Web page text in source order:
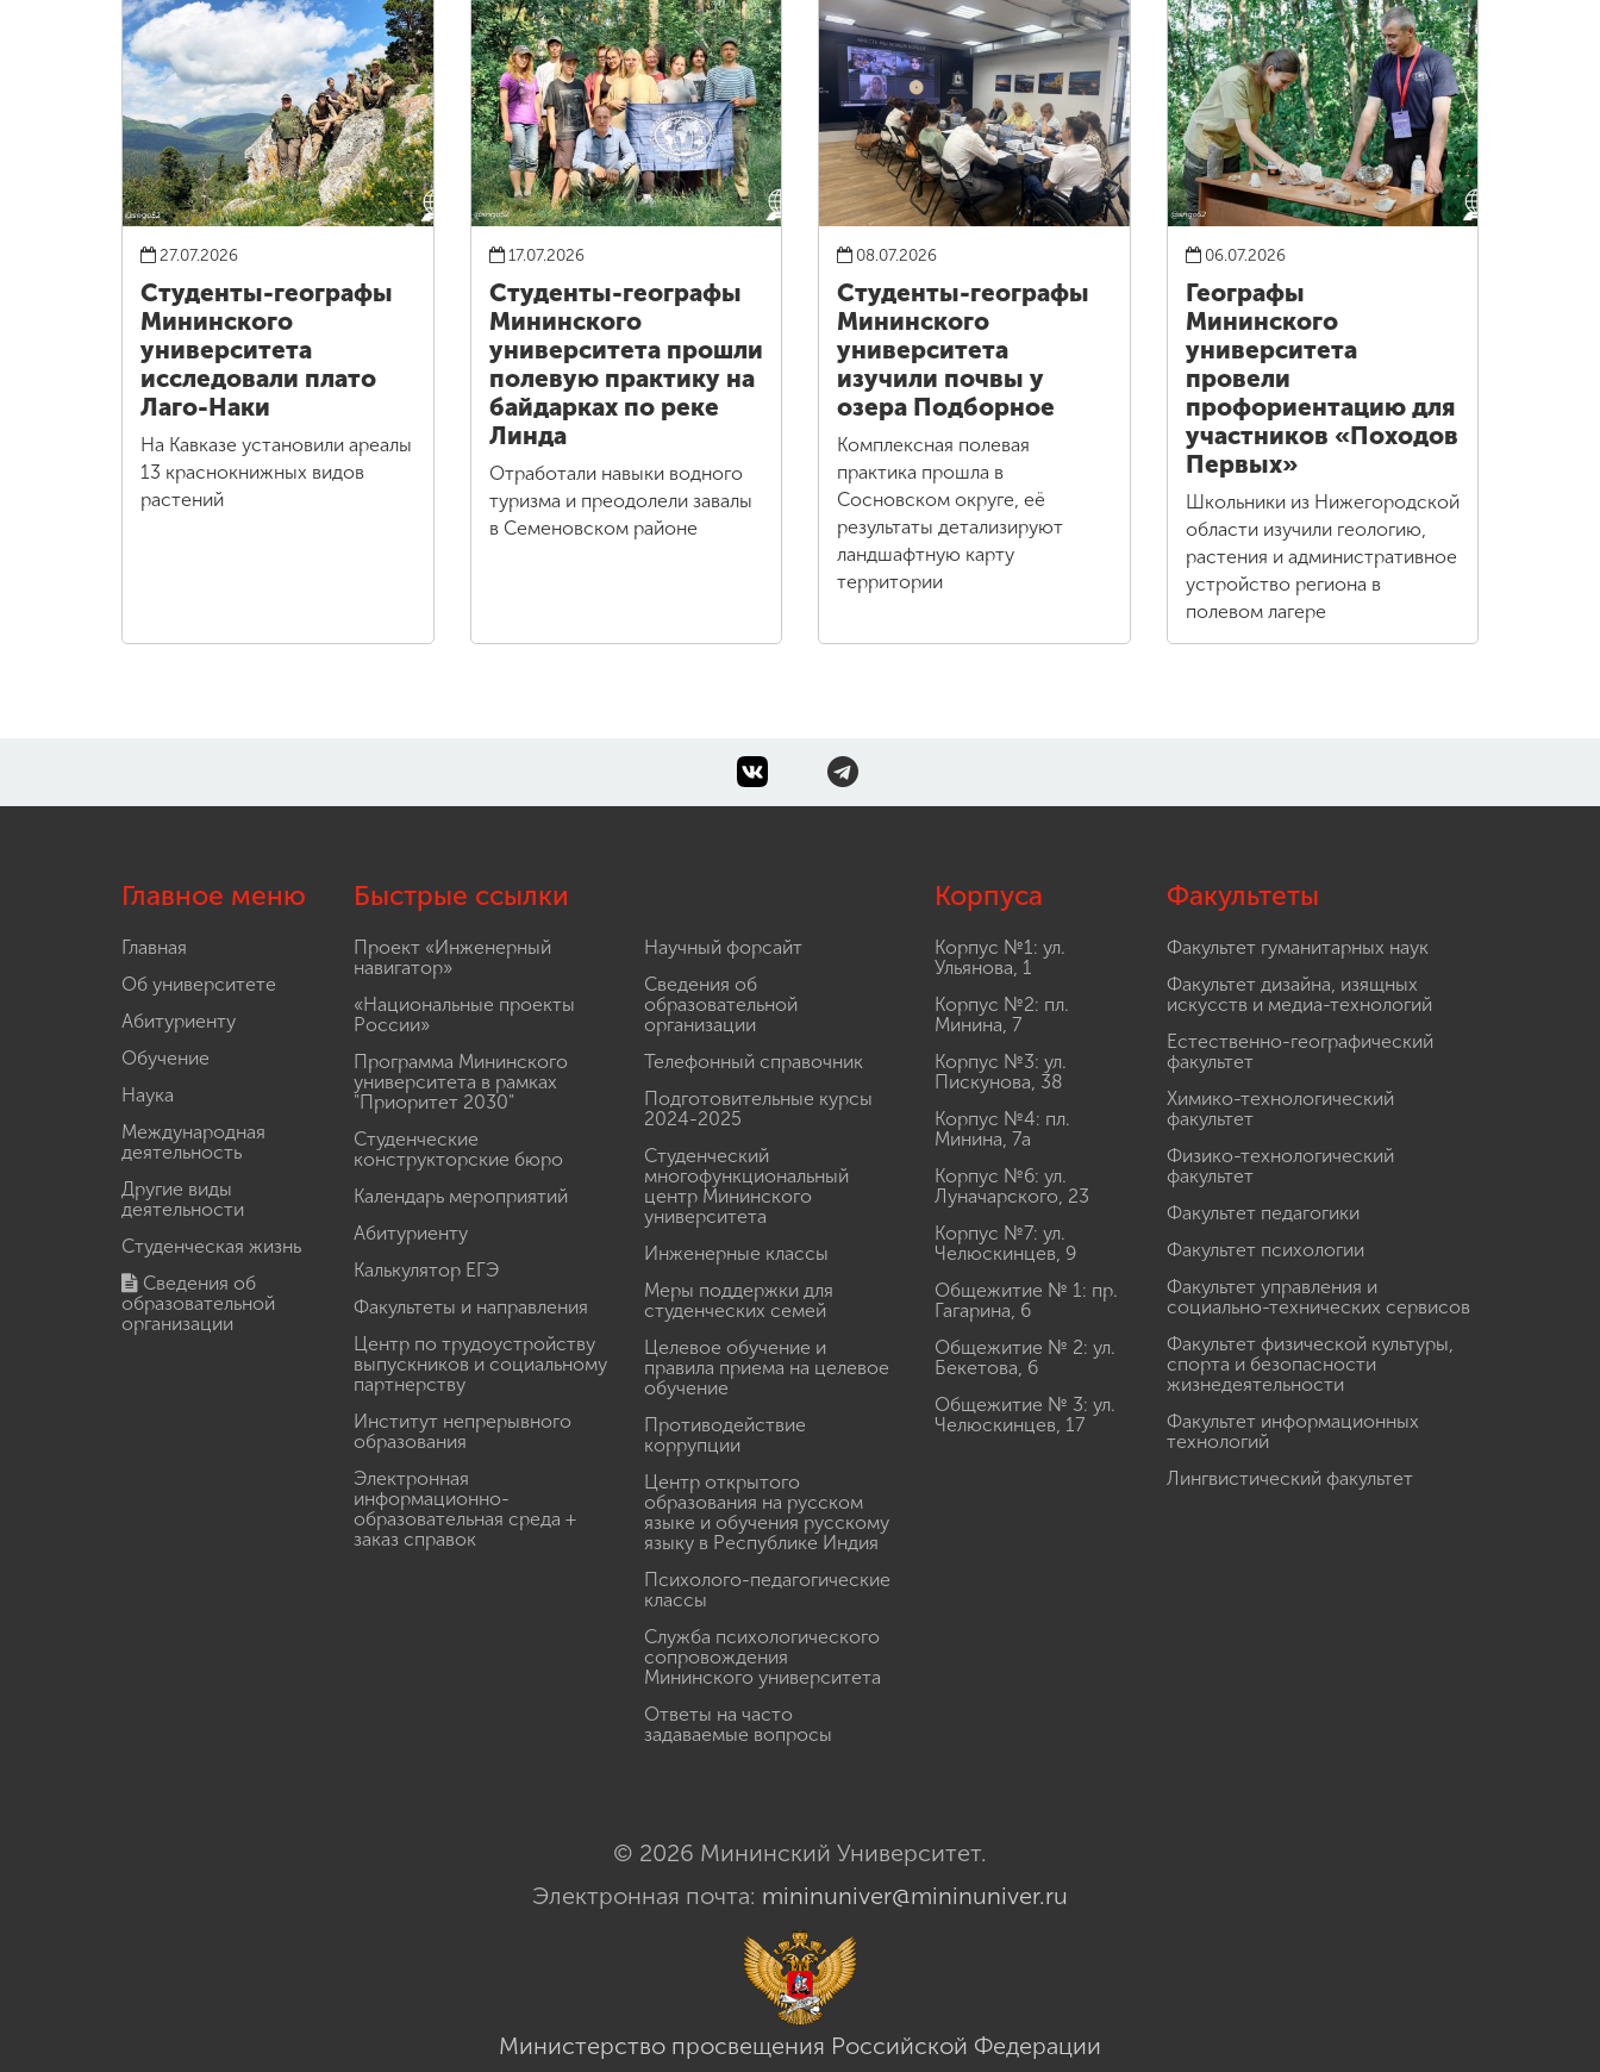
27.07.2026
Студенты-географы
Мининского
университета
исследовали плато
Лаго-Наки
На Кавказе установили ареалы
13 краснокнижных видов
растений
17.07.2026
Студенты-географы
Мининского
университета прошли
полевую практику на
байдарках по реке
Линда
Отработали навыки водного
туризма и преодолели завалы
в Семеновском районе
08.07.2026
Студенты-географы
Мининского
университета
изучили почвы у
озера Подборное
Комплексная полевая
практика прошла в
Сосновском округе, её
результаты детализируют
ландшафтную карту
территории
06.07.2026
Географы
Мининского
университета
провели
профориентацию для
участников «Походов
Первых»
Школьники из Нижегородской
области изучили геологию,
растения и административное
устройство региона в
полевом лагере
Главное меню
Главная
Об университете
Абитуриенту
Обучение
Наука
Международная
деятельность
Другие виды
деятельности
Студенческая жизнь
Сведения об
образовательной
организации
Быстрые ссылки
Проект «Инженерный
навигатор»
«Национальные проекты
России»
Программа Мининского
университета в рамках
"Приоритет 2030"
Студенческие
конструкторские бюро
Календарь мероприятий
Абитуриенту
Калькулятор ЕГЭ
Факультеты и направления
Центр по трудоустройству
выпускников и социальному
партнерству
Институт непрерывного
образования
Электронная
информационно-
образовательная среда +
заказ справок
Научный форсайт
Сведения об
образовательной
организации
Телефонный справочник
Подготовительные курсы
2024-2025
Студенческий
многофункциональный
центр Мининского
университета
Инженерные классы
Меры поддержки для
студенческих семей
Целевое обучение и
правила приема на целевое
обучение
Противодействие
коррупции
Центр открытого
образования на русском
языке и обучения русскому
языку в Республике Индия
Психолого-педагогические
классы
Служба психологического
сопровождения
Мининского университета
Ответы на часто
задаваемые вопросы
Корпуса
Корпус №1: ул.
Ульянова, 1
Корпус №2: пл.
Минина, 7
Корпус №3: ул.
Пискунова, 38
Корпус №4: пл.
Минина, 7а
Корпус №6: ул.
Луначарского, 23
Корпус №7: ул.
Челюскинцев, 9
Общежитие № 1: пр.
Гагарина, 6
Общежитие № 2: ул.
Бекетова, 6
Общежитие № 3: ул.
Челюскинцев, 17
Факультеты
Факультет гуманитарных наук
Факультет дизайна, изящных
искусств и медиа-технологий
Естественно-географический
факультет
Химико-технологический
факультет
Физико-технологический
факультет
Факультет педагогики
Факультет психологии
Факультет управления и
социально-технических сервисов
Факультет физической культуры,
спорта и безопасности
жизнедеятельности
Факультет информационных
технологий
Лингвистический факультет
© 2026 Мининский Университет.
Электронная почта: mininuniver@mininuniver.ru
Министерство просвещения Российской Федерации